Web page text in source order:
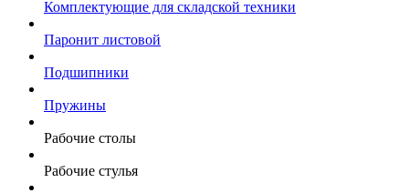
Комплектующие для складской техники
Паронит листовой
Подшипники
Пружины
Рабочие столы
Рабочие стулья